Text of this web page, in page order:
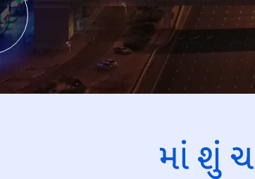
માં શું